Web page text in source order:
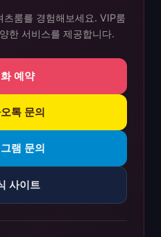
룸를 경험해보세요. VIP룸
한 서비스를 제공합니다.
예약
톡 문의
램 문의
사이트